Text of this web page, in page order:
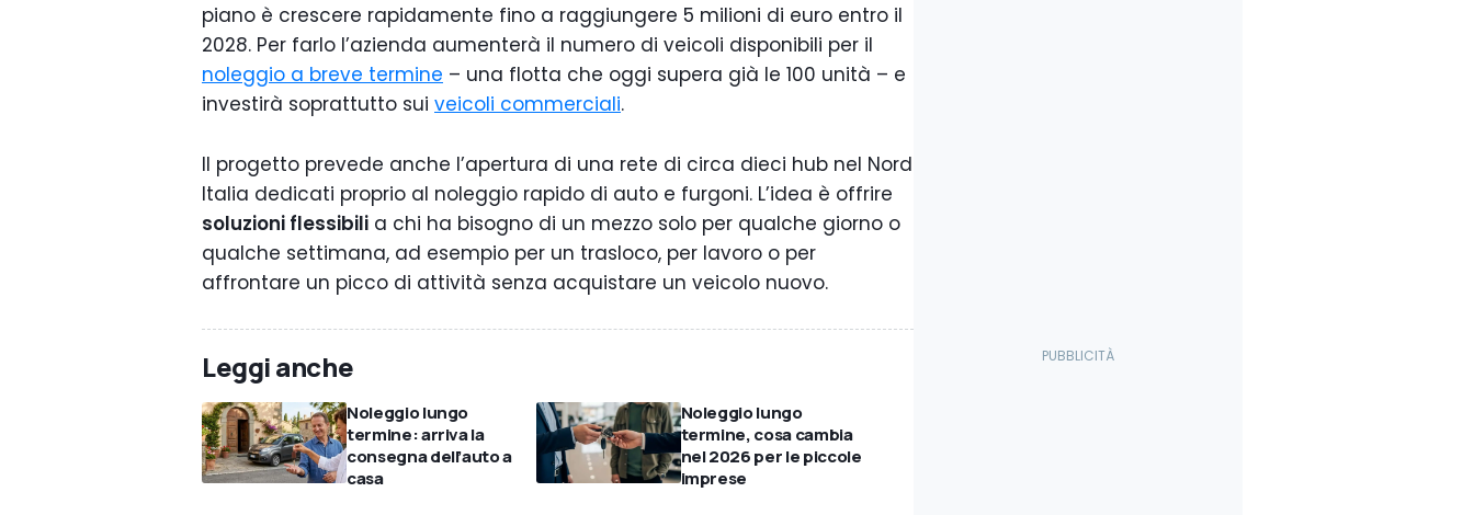
piano è crescere rapidamente fino a raggiungere 5 milioni di euro entro il
2028. Per farlo l’azienda aumenterà il numero di veicoli disponibili per il
noleggio a breve termine – una flotta che oggi supera già le 100 unità – e
investirà soprattutto sui veicoli commerciali.
Il progetto prevede anche l’apertura di una rete di circa dieci hub nel Nord
Italia dedicati proprio al noleggio rapido di auto e furgoni. L’idea è offrire
soluzioni flessibili a chi ha bisogno di un mezzo solo per qualche giorno o
qualche settimana, ad esempio per un trasloco, per lavoro o per
affrontare un picco di attività senza acquistare un veicolo nuovo.
Leggi anche
Noleggio lungo
termine: arriva la
consegna dell’auto a
casa
Noleggio lungo
termine, cosa cambia
nel 2026 per le piccole
imprese